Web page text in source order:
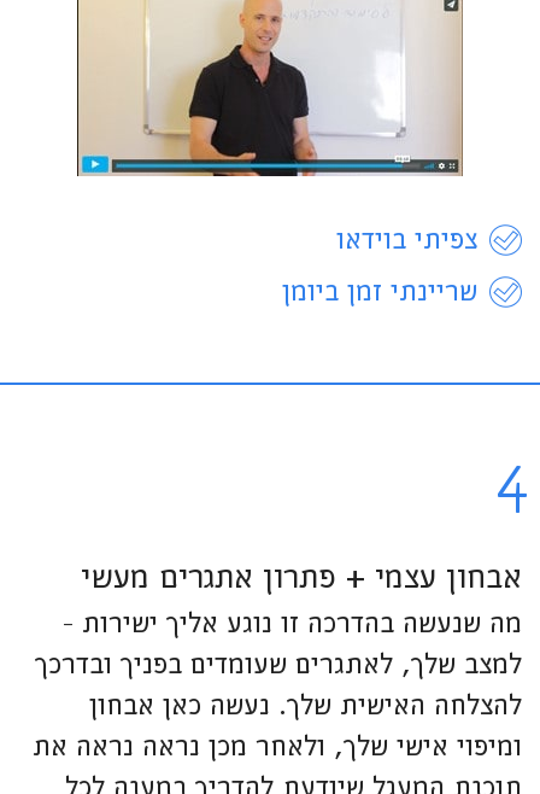
צפיתי בוידאו
שריינתי זמן ביומן
4
אבחון עצמי + פתרון אתגרים מעשי
מה שנעשה בהדרכה זו נוגע אליך ישירות -
למצב שלך, לאתגרים שעומדים בפניך ובדרכך
להצלחה האישית שלך. נעשה כאן אבחון
ומיפוי אישי שלך, ולאחר מכן נראה נראה את